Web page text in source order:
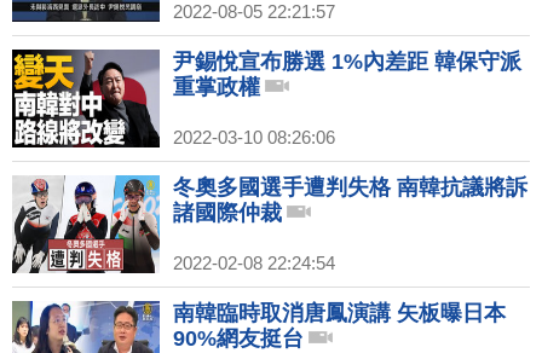
2022-08-05 22:21:57
尹錫悅宣布勝選 1%內差距 韓保守派
重掌政權
2022-03-10 08:26:06
冬奧多國選手遭判失格 南韓抗議將訴
諸國際仲裁
2022-02-08 22:24:54
南韓臨時取消唐鳳演講 矢板曝日本
90%網友挺台